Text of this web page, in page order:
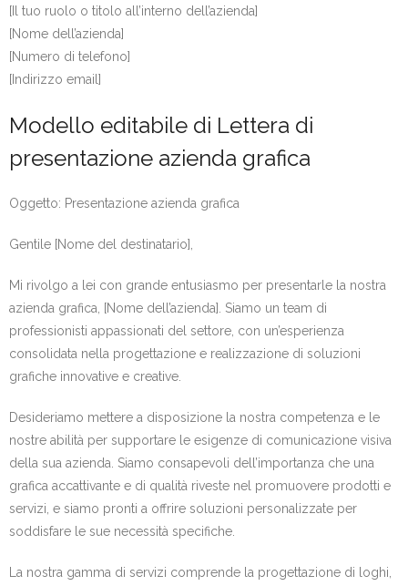
[Il tuo ruolo o titolo all’interno dell’azienda]
[Nome dell’azienda]
[Numero di telefono]
[Indirizzo email]
Modello editabile di Lettera di
presentazione azienda grafica
Oggetto: Presentazione azienda grafica
Gentile [Nome del destinatario],
Mi rivolgo a lei con grande entusiasmo per presentarle la nostra
azienda grafica, [Nome dell’azienda]. Siamo un team di
professionisti appassionati del settore, con un’esperienza
consolidata nella progettazione e realizzazione di soluzioni
grafiche innovative e creative.
Desideriamo mettere a disposizione la nostra competenza e le
nostre abilità per supportare le esigenze di comunicazione visiva
della sua azienda. Siamo consapevoli dell’importanza che una
grafica accattivante e di qualità riveste nel promuovere prodotti e
servizi, e siamo pronti a offrire soluzioni personalizzate per
soddisfare le sue necessità specifiche.
La nostra gamma di servizi comprende la progettazione di loghi,